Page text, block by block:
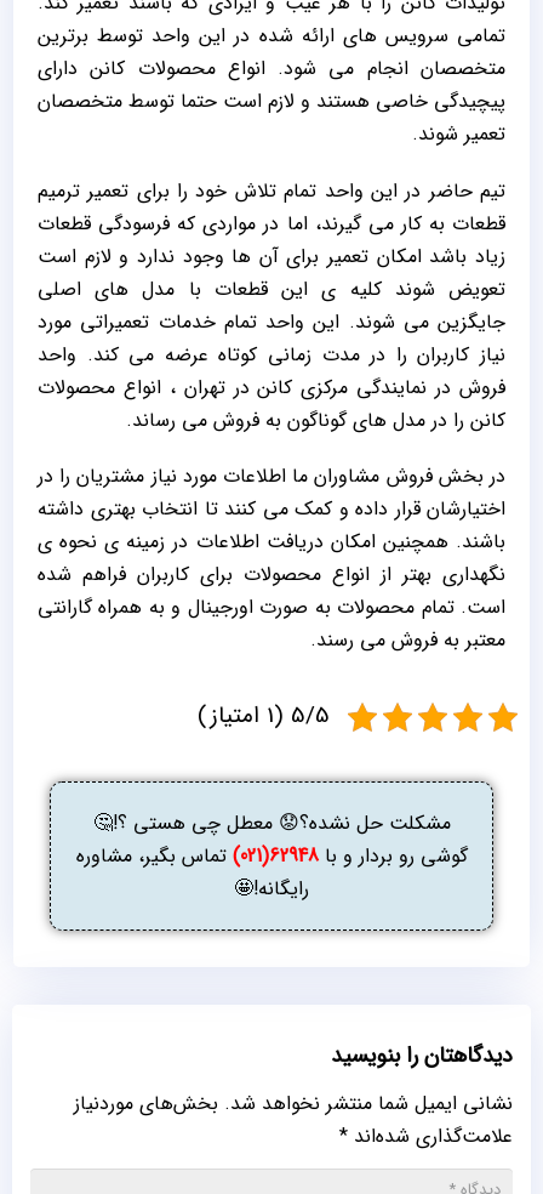
تمامی سرویس های ارائه شده در این واحد توسط برترین
متخصصان انجام می شود. انواع محصولات کانن دارای
پیچیدگی خاصی هستند و لازم است حتما توسط متخصصان
تعمیر شوند.
تیم حاضر در این واحد تمام تلاش خود را برای تعمیر ترمیم
قطعات به کار می گیرند، اما در مواردی که فرسودگی قطعات
زیاد باشد امکان تعمیر برای آن ها وجود ندارد و لازم است
تعویض شوند کلیه ی این قطعات با مدل های اصلی
جایگزین می شوند. این واحد تمام خدمات تعمیراتی مورد
نیاز کاربران را در مدت زمانی کوتاه عرضه می کند. واحد
فروش در نمایندگی مرکزی کانن در تهران ، انواع محصولات
کانن را در مدل های گوناگون به فروش می رساند.
در بخش فروش مشاوران ما اطلاعات مورد نیاز مشتریان را در
اختیارشان قرار داده و کمک می کنند تا انتخاب بهتری داشته
باشند. همچنین امکان دریافت اطلاعات در زمینه ی نحوه ی
نگهداری بهتر از انواع محصولات برای کاربران فراهم شده
است. تمام محصولات به صورت اورجینال و به همراه گارانتی
معتبر به فروش می رسند.
5/5 (1 امتیاز)
مشکلت حل نشده؟😟 معطل چی هستی ؟!🤔
گوشی رو بردار و با62948(021)
تماس بگیر، مشاوره
رایگانه!🤩
دیدگاهتان را بنویسید
نشانی ایمیل شما منتشر نخواهد شد. بخش‌های موردنیاز
علامت‌گذاری شده‌اند *